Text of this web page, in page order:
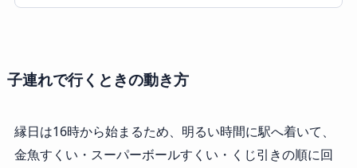
子連れで行くときの動き方
縁日は16時から始まるため、明るい時間に駅へ着いて、
金魚すくい・スーパーボールすくい・くじ引きの順に回